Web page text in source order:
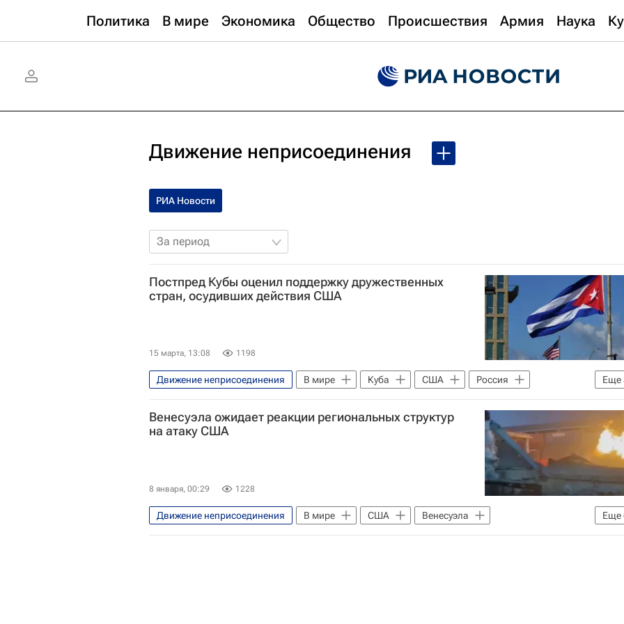
Политика В мире Экономика Общество Происшествия Армия Наука
Движение неприсоединения
РИА Новости
За период
Постпред Кубы оценил поддержку дружественных
стран, осудивших действия США
15 марта, 13:08 1198
Еще
Движение неприсоединения В мире Куба США
Россия
Сергей Лавров
Бруно Родригес ООН
Венесуэла ожидает реакции региональных структур
на атаку США
8 января, 00:29 1228
Еще
Движение неприсоединения В мире США
Венесуэла
Нью-Йорк (город)
Николас Мадуро Силия Флорес
Дональд Трамп